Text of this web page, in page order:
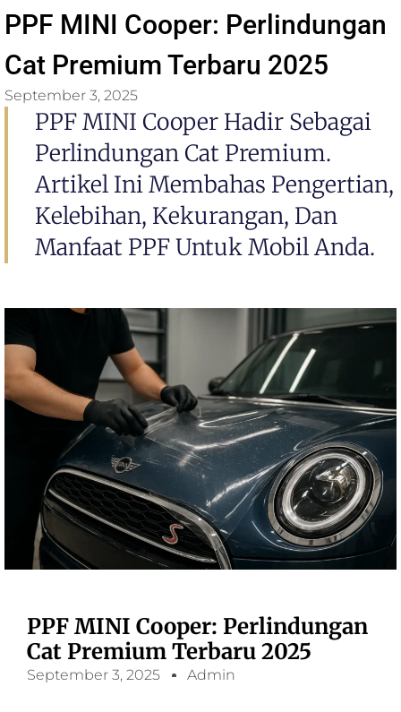
PPF MINI Cooper: Perlindungan
Cat Premium Terbaru 2025
September 3, 2025
PPF MINI Cooper Hadir Sebagai
Perlindungan Cat Premium.
Artikel Ini Membahas Pengertian,
Kelebihan, Kekurangan, Dan
Manfaat PPF Untuk Mobil Anda.
PPF MINI Cooper: Perlindungan
Cat Premium Terbaru 2025
September 3, 2025 Admin